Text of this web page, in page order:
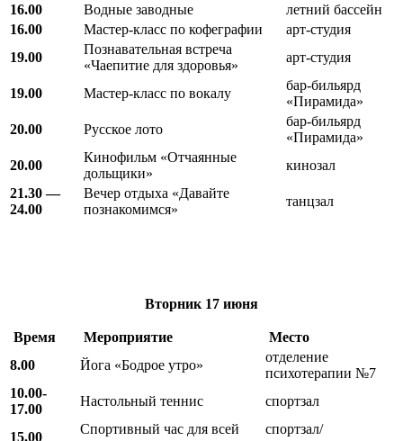
16.00
Водные заводные
летний бассейн
16.00
Мастер-класс по кофеграфии
арт-студия
19.00
Познавательная встреча
«Чаепитие для здоровья»
арт-студия
19.00 Мастер-класс по вокалу
бар-бильярд
«Пирамида»
20.00
Русское лото
бар-бильярд
«Пирамида»
20.00
Кинофильм «Отчаянные
дольщики»
кинозал
21.30 —
24.00
Вечер отдыха «Давайте
познакомимся»
танцзал
Вторник 17 июня
Время Мероприятие
Место
8.00
Йога «Бодрое утро»
отделение
психотерапии №7
10.00-
17.00
Настольный теннис спортзал
15.00
Спортивный час для всей
спортзал/